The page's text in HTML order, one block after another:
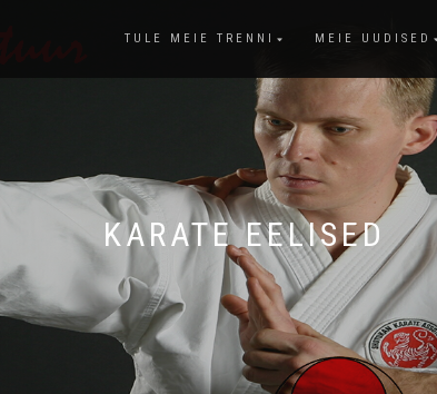
TULE MEIE TRENNI MEIE UUDISED
KARATE EELISED